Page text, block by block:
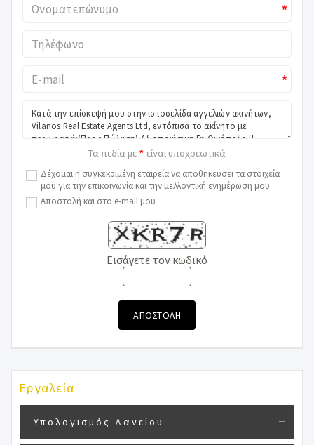
*
*
Τα πεδία με * είναι υποχρεωτικά
Δέχομαι η συγκεκριμένη εταιρεία να αποθηκεύσει τα στοιχεία
μου για την επικοινωνία και την μελλοντική ενημέρωση μου
Αποστολή και στο e-mail μου
Εισάγετε τον κωδικό
ΑΠΟΣΤΟΛΗ
Εργαλεία
Υπολογισμός Δανείου